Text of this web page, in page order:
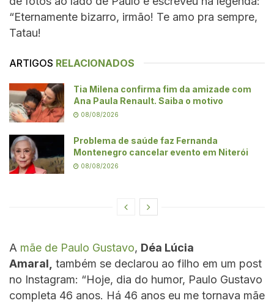
“Eternamente bizarro, irmão! Te amo pra sempre,
Tatau!
ARTIGOS RELACIONADOS
Tia Milena confirma fim da amizade com
Ana Paula Renault. Saiba o motivo
08/08/2026
Problema de saúde faz Fernanda
Montenegro cancelar evento em Niterói
08/08/2026
A mãe de Paulo Gustavo, Déa Lúcia
Amaral, também se declarou ao filho em um post
no Instagram: “Hoje, dia do humor, Paulo Gustavo
completa 46 anos. Há 46 anos eu me tornava mãe